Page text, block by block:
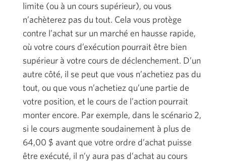
limite (ou à un cours supérieur), ou vous
n’achèterez pas du tout. Cela vous protège
contre l’achat sur un marché en hausse rapide,
où votre cours d’exécution pourrait être bien
supérieur à votre cours de déclenchement. D’un
autre côté, il se peut que vous n’achetiez pas du
tout, ou que vous n’achetiez qu’une partie de
votre position, et le cours de l’action pourrait
monter encore. Par exemple, dans le scénario 2,
si le cours augmente soudainement à plus de
64,00 $ avant que votre ordre d’achat puisse
être exécuté, il n’y aura pas d’achat au cours